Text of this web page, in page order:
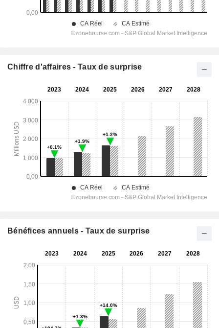
Chiffre d'affaires - Taux de surprise
Bénéfices annuels - Taux de surprise